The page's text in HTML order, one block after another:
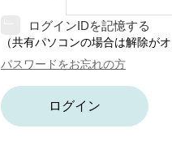
ログインIDを記憶する
（共有パソコンの場合は解除がオ
パスワードをお忘れの方
ログイン